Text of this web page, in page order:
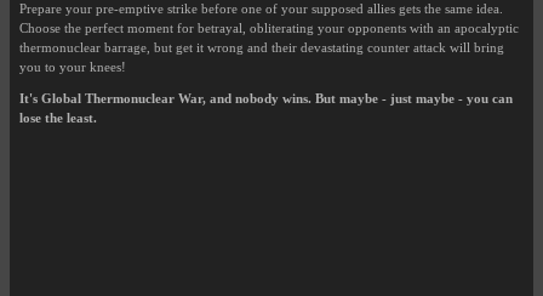
Prepare your pre-emptive strike before one of your supposed allies gets the same idea.
Choose the perfect moment for betrayal, obliterating your opponents with an apocalyptic
thermonuclear barrage, but get it wrong and their devastating counter attack will bring
you to your knees!
It's Global Thermonuclear War, and nobody wins. But maybe - just maybe - you can
lose the least.